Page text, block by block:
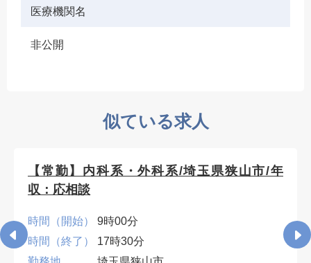
医療機関名
非公開
似ている求人
【常勤】内科系・外科系/埼玉県狭山市/年
収：応相談
時間（開始）
9時00分
時間（終了）
17時30分